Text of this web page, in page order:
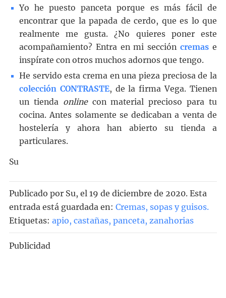
Yo he puesto panceta porque es más fácil de
encontrar que la papada de cerdo, que es lo que
realmente me gusta. ¿No quieres poner este
acompañamiento? Entra en mi seccióncremas e
inspírate con otros muchos adornos que tengo.
He servido esta crema en una pieza preciosa de la
colección CONTRASTE, de la firma Vega. Tienen
un tienda onlinecon material precioso para tu
cocina. Antes solamente se dedicaban a venta de
hostelería y ahora han abierto su tienda a
particulares.
Su
Publicado por Su, el 19 de diciembre de 2020. Esta
entrada está guardada en: Cremas, sopas y guisos.
Etiquetas: apio, castañas, panceta, zanahorias
Publicidad